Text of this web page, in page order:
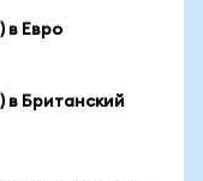
в Евро
в Британский